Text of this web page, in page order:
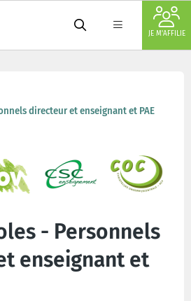
JE M'AFFILIE
directeur et enseignant et PAE
- Personnels
enseignant et